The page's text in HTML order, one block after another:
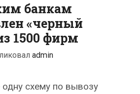
банкам
«черный
1500 фирм
admin
схему по вывозу